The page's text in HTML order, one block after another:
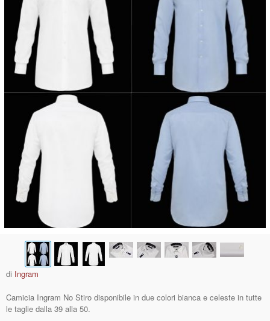
di Ingram
Camicia Ingram No Stiro disponibile in due colori bianca e celeste in tutte
le taglie dalla 39 alla 50.